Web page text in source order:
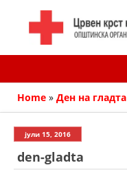
Home » Ден на гладта
јули 15, 2016
den-gladta